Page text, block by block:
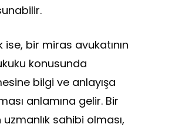
ise, bir miras avukatının
konusunda
bilgi ve anlayışa
anlamına gelir. Bir
uzmanlık sahibi olması,